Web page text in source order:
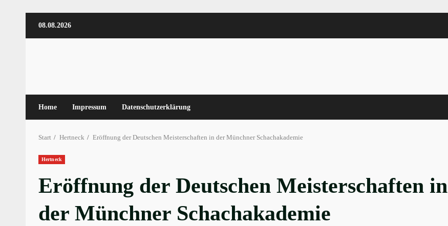
Inhalt
08.08.2026
Home Impressum Datenschutzerklärung
Start Hertneck Eröffnung der Deutschen Meisterschaften in der Münchner Schachakademie
Hertneck
Eröffnung der Deutschen Meisterschaften in
der Münchner Schachakademie